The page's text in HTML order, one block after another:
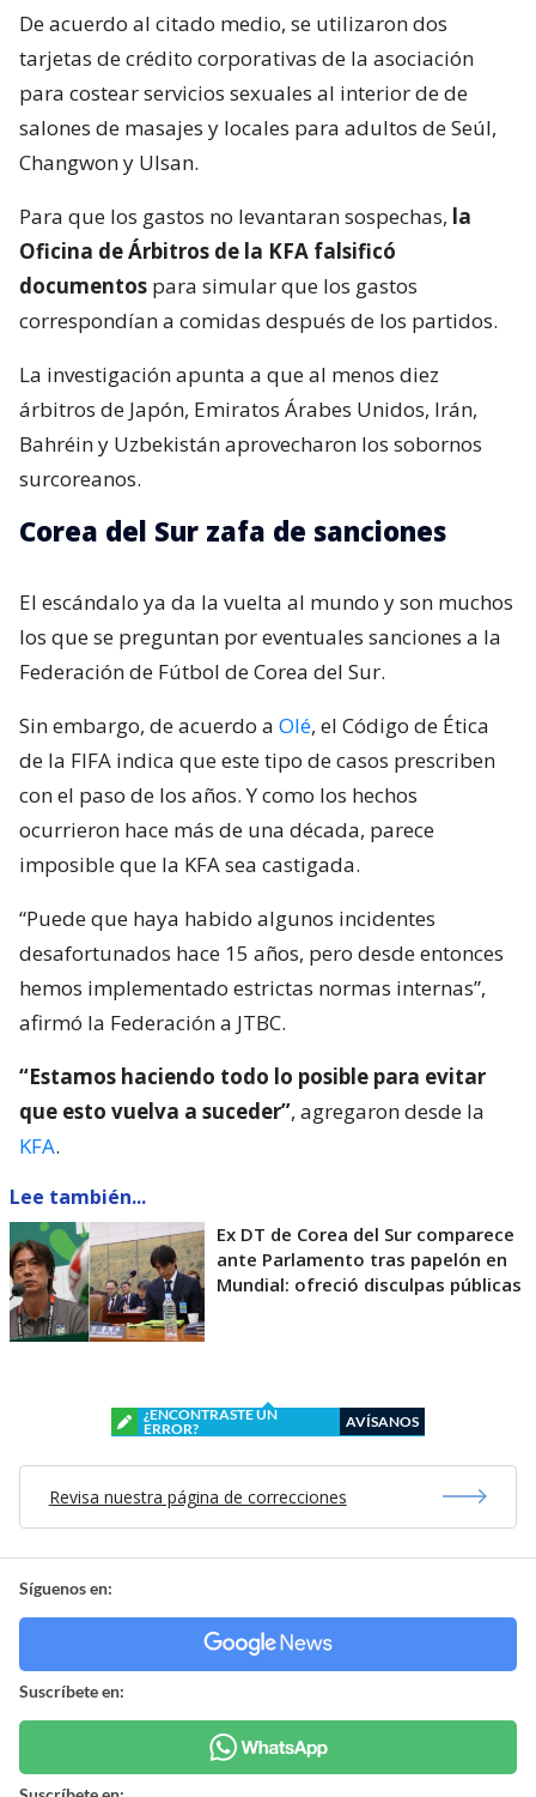
De acuerdo al citado medio, se utilizaron dos
tarjetas de crédito corporativas de la asociación
para costear servicios sexuales al interior de de
salones de masajes y locales para adultos de Seúl,
Changwon y Ulsan.
Para que los gastos no levantaran sospechas, la
Oficina de Árbitros de la KFA falsificó
documentos para simular que los gastos
correspondían a comidas después de los partidos.
La investigación apunta a que al menos diez
árbitros de Japón, Emiratos Árabes Unidos, Irán,
Bahréin y Uzbekistán aprovecharon los sobornos
surcoreanos.
Corea del Sur zafa de sanciones
El escándalo ya da la vuelta al mundo y son muchos
los que se preguntan por eventuales sanciones a la
Federación de Fútbol de Corea del Sur.
Sin embargo, de acuerdo a Olé, el Código de Ética
de la FIFA indica que este tipo de casos prescriben
con el paso de los años. Y como los hechos
ocurrieron hace más de una década, parece
imposible que la KFA sea castigada.
“Puede que haya habido algunos incidentes
desafortunados hace 15 años, pero desde entonces
hemos implementado estrictas normas internas”,
afirmó la Federación a JTBC.
“Estamos haciendo todo lo posible para evitar
que esto vuelva a suceder”, agregaron desde la
KFA.
Lee también...
Ex DT de Corea del Sur comparece
ante Parlamento tras papelón en
Mundial: ofreció disculpas públicas
¿ENCONTRASTE UN
ERROR?
AVÍSANOS
Revisa nuestra página de correcciones
Síguenos en:
Suscríbete en: